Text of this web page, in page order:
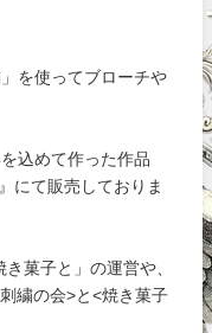
を使ってブローチや
込めて作った作品
にて販売しておりま
菓子と」の運営や、
繍の会>と<焼き菓子